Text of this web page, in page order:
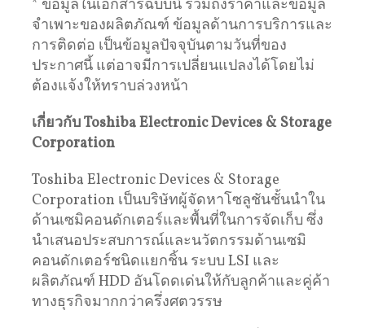
* ข้อมูลในเอกสารฉบับนี้ รวมถึงราคาและข้อมูล
จำเพาะของผลิตภัณฑ์ ข้อมูลด้านการบริการและ
การติดต่อ เป็นข้อมูลปัจจุบันตามวันที่ของ
ประกาศนี้ แต่อาจมีการเปลี่ยนแปลงได้โดยไม่
ต้องแจ้งให้ทราบล่วงหน้า
เกี่ยวกับToshiba Electronic Devices & Storage
Corporation
Toshiba Electronic Devices & Storage
Corporation เป็นบริษัทผู้จัดหาโซลูชันชั้นนำใน
ด้านเซมิคอนดักเตอร์และพื้นที่ในการจัดเก็บ ซึ่ง
นำเสนอประสบการณ์และนวัตกรรมด้านเซมิ
คอนดักเตอร์ชนิดแยกชิ้น ระบบ LSI และ
ผลิตภัณฑ์ HDD อันโดดเด่นให้กับลูกค้าและคู่ค้า
ทางธุรกิจมากกว่าครึ่งศตวรรษ